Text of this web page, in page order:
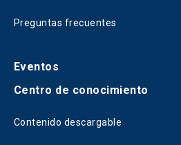
Preguntas frecuentes
Eventos
Centro de conocimiento
Contenido descargable